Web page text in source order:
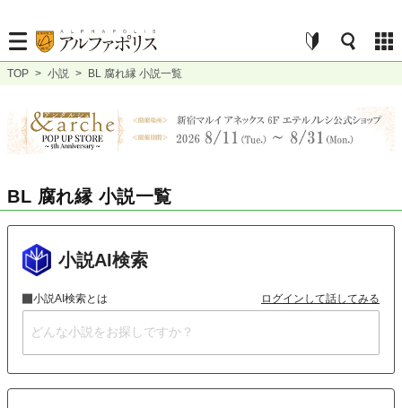
TOP > 小説 > BL 腐れ縁 小説一覧
BL 腐れ縁 小説一覧
小説AI検索
小説AI検索とは ログインして話してみる